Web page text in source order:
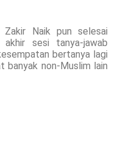
Zakir Naik pun selesai
akhir sesi tanya-jawab
bertanya lagi
banyak non-Muslim lain